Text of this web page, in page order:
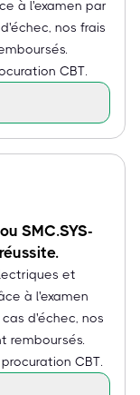
à l'examen par
nos frais
CBT.
SMC.SYS-
et
à l'examen
d'échec, nos
remboursés.
CBT.